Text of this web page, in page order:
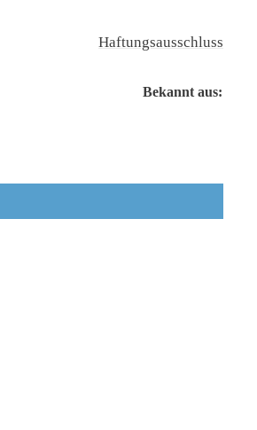
Haftungsausschluss
Bekannt aus: